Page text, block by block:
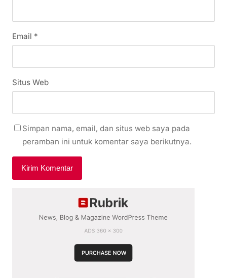
Email *
Situs Web
Simpan nama, email, dan situs web saya pada
peramban ini untuk komentar saya berikutnya.